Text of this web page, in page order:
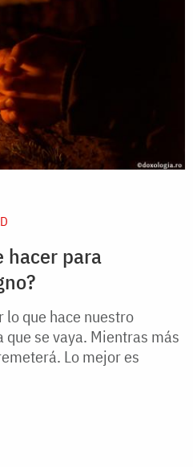
hacer para
lo que hace nuestro
se vaya. Mientras más
Lo mejor es